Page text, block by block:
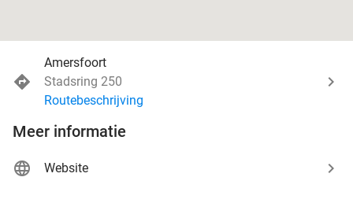
Amersfoort
Stadsring 250
Routebeschrijving
Meer informatie
Website